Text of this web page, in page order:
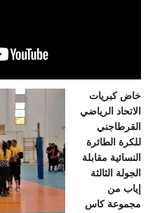
خاض كبريات
الاتحاد الرياضي
القرطاجني
للكرة الطائرة
النسائية مقابلة
الجولة الثالثة
إياب من
مجموعة كاس